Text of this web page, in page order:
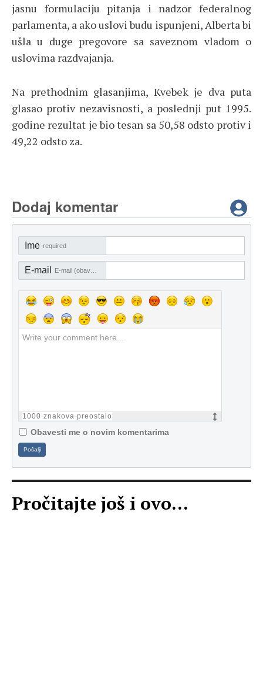
jasnu formulaciju pitanja i nadzor federalnog
parlamenta, a ako uslovi budu ispunjeni, Alberta bi
ušla u duge pregovore sa saveznom vladom o
uslovima razdvajanja.
Na prethodnim glasanjima, Kvebek je dva puta
glasao protiv nezavisnosti, a poslednji put 1995.
godine rezultat je bio tesan sa 50,58 odsto protiv i
49,22 odsto za.
Dodaj komentar
Ime required
E-mail
1000 znakova preostalo
Obavesti me o novim komentarima
Pošalji
Pročitajte još i ovo...